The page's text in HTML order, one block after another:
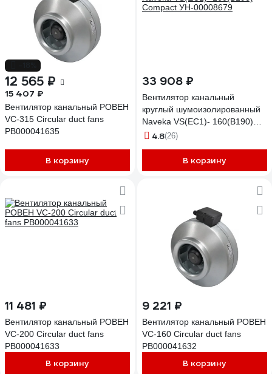
12 565 ₽
15 407 ₽
Вентилятор канальный РОВЕН
VC-315 Circular duct fans
РВ000041635
В корзину
33 908 ₽
Вентилятор канальный
круглый шумоизолированный
Naveka VS(EC1)- 160(B190)
Compact УН-00008679
4.8(26)
В корзину
11 481 ₽
Вентилятор канальный РОВЕН
VC-200 Circular duct fans
РВ000041633
В корзину
9 221 ₽
Вентилятор канальный РОВЕН
VC-160 Circular duct fans
РВ000041632
В корзину